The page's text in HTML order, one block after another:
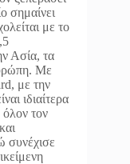
σημαίνει
με το
Ασία, τα
Με
με την
ιδιαίτερα
όλον τον
συνέχισε